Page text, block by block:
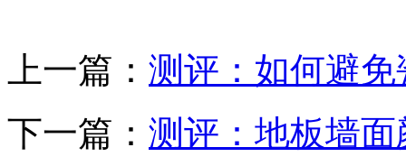
上一篇： 测评：如何避
下一篇： 测评：地板墙